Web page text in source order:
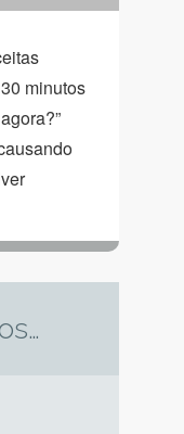
minutos